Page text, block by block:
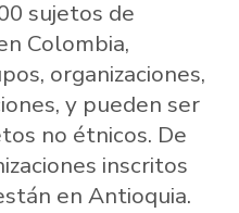
sujetos de
Colombia,
organizaciones,
y pueden ser
no étnicos. De
inscritos
en Antioquia.